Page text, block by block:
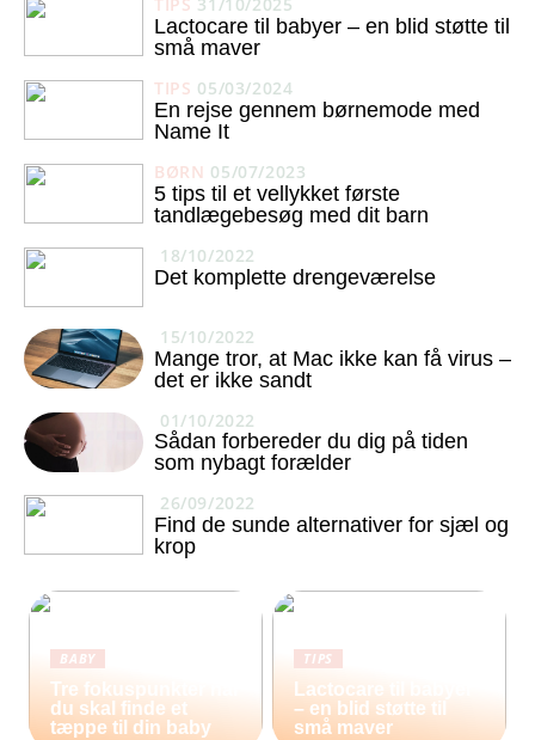
TIPS 31/10/2025
Lactocare til babyer – en blid støtte til
små maver
TIPS 05/03/2024
En rejse gennem børnemode med
Name It
BØRN 05/07/2023
5 tips til et vellykket første
tandlægebesøg med dit barn
18/10/2022
Det komplette drengeværelse
15/10/2022
Mange tror, at Mac ikke kan få virus –
det er ikke sandt
01/10/2022
Sådan forbereder du dig på tiden
som nybagt forælder
26/09/2022
Find de sunde alternativer for sjæl og
krop
BABY
Tre fokuspunkter når
du skal finde et
tæppe til din baby
TIPS
Lactocare til babyer
– en blid støtte til
små maver